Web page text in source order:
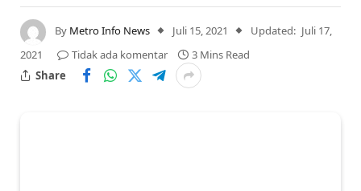
By Metro Info News Juli 15, 2021 Updated: Juli 17,
2021
Tidak ada komentar
3 Mins Read
Share